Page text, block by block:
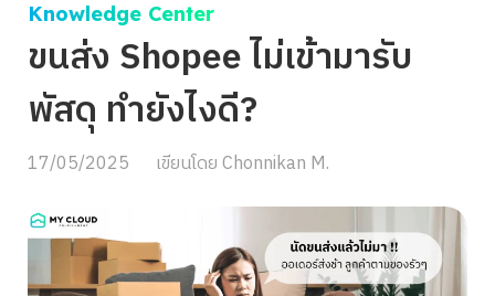
Knowledge Center
ขนส่ง Shopee ไม่เข้ามารับ
พัสดุ ทำยังไงดี?
17/05/2025 เขียนโดยChonnikan M.